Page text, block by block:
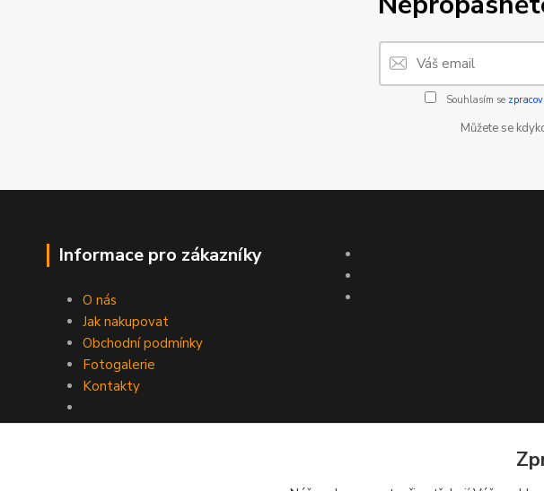
Souhlasím se
Můžete se
Informace pro zákazníky
O nás
Jak nakupovat
Obchodní podmínky
Fotogalerie
Kontakty